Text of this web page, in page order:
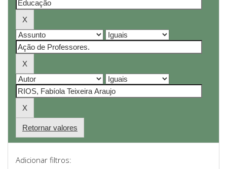
Retornar valores
Adicionar filtros: